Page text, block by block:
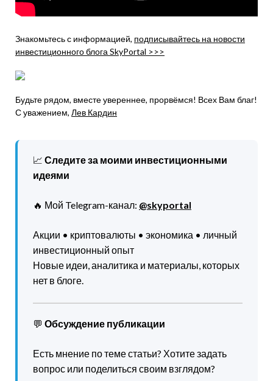
Знакомьтесь с информацией, подписывайтесь на новости
инвестиционного блога SkyPortal >>>
Будьте рядом, вместе увереннее, прорвёмся! Всех Вам благ!
С уважением, Лев Кардин
📈 Следите за моими инвестиционными
идеями
🔥 Мой Telegram-канал: @skyportal
Акции • криптовалюты • экономика • личный
инвестиционный опыт
Новые идеи, аналитика и материалы, которых
нет в блоге.
💬 Обсуждение публикации
Есть мнение по теме статьи? Хотите задать
вопрос или поделиться своим взглядом?